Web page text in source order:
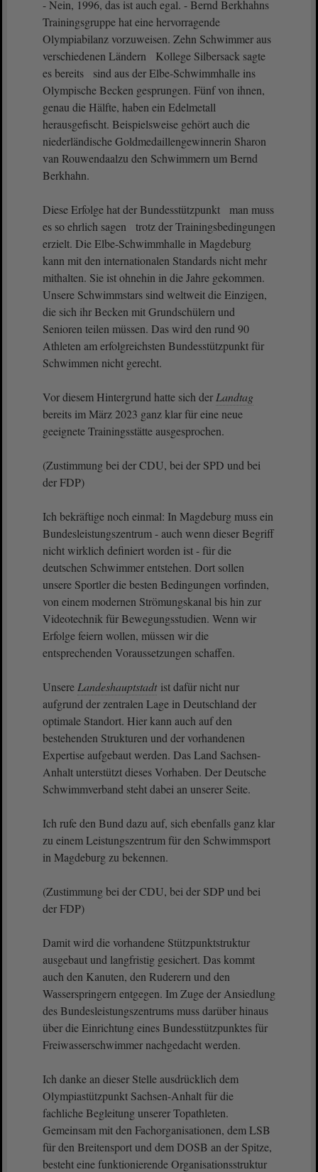
- Nein, 1996, das ist auch egal. - Bernd Berkhahns
Trainingsgruppe hat eine hervorragende
Olympiabilanz vorzuweisen. Zehn Schwimmer aus
verschiedenen Ländern Kollege Silbersack sagte
es bereits sind aus der Elbe-Schwimmhalle ins
Olympische Becken gesprungen. Fünf von ihnen,
genau die Hälfte, haben ein Edelmetall
herausgefischt. Beispielsweise gehört auch die
niederländische Goldmedaillengewinnerin Sharon
van Rouwendaalzu den Schwimmern um Bernd
Berkhahn.
Diese Erfolge hat der Bundesstützpunkt man muss
es so ehrlich sagen trotz der Trainingsbedingungen
erzielt. Die Elbe-Schwimmhalle in Magdeburg
kann mit den internationalen Standards nicht mehr
mithalten. Sie ist ohnehin in die Jahre gekommen.
Unsere Schwimmstars sind weltweit die Einzigen,
die sich ihr Becken mit Grundschülern und
Senioren teilen müssen. Das wird den rund 90
Athleten am erfolgreichsten Bundesstützpunkt für
Schwimmen nicht gerecht.
Vor diesem Hintergrund hatte sich der Landtag
bereits im März 2023 ganz klar für eine neue
geeignete Trainingsstätte ausgesprochen.
(Zustimmung bei der CDU, bei der SPD und bei
der FDP)
Ich bekräftige noch einmal: In Magdeburg muss ein
Bundesleistungszentrum - auch wenn dieser Begriff
nicht wirklich definiert worden ist - für die
deutschen Schwimmer entstehen. Dort sollen
unsere Sportler die besten Bedingungen vorfinden,
von einem modernen Strömungskanal bis hin zur
Videotechnik für Bewegungsstudien. Wenn wir
Erfolge feiern wollen, müssen wir die
entsprechenden Voraussetzungen schaffen.
Unsere Landeshauptstadt ist dafür nicht nur
aufgrund der zentralen Lage in Deutschland der
optimale Standort. Hier kann auch auf den
bestehenden Strukturen und der vorhandenen
Expertise aufgebaut werden. Das Land Sachsen-
Anhalt unterstützt dieses Vorhaben. Der Deutsche
Schwimmverband steht dabei an unserer Seite.
Ich rufe den Bund dazu auf, sich ebenfalls ganz klar
zu einem Leistungszentrum für den Schwimmsport
in Magdeburg zu bekennen.
(Zustimmung bei der CDU, bei der SDP und bei
der FDP)
Damit wird die vorhandene Stützpunktstruktur
ausgebaut und langfristig gesichert. Das kommt
auch den Kanuten, den Ruderern und den
Wasserspringern entgegen. Im Zuge der Ansiedlung
des Bundesleistungszentrums muss darüber hinaus
über die Einrichtung eines Bundesstützpunktes für
Freiwasserschwimmer nachgedacht werden.
Ich danke an dieser Stelle ausdrücklich dem
Olympiastützpunkt Sachsen-Anhalt für die
fachliche Begleitung unserer Topathleten.
Gemeinsam mit den Fachorganisationen, dem LSB
für den Breitensport und dem DOSB an der Spitze,
besteht eine funktionierende Organisationsstruktur